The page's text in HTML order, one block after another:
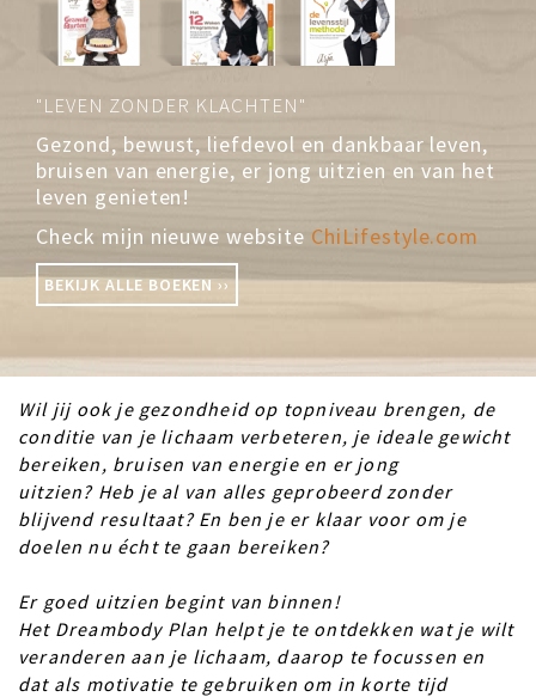
"LEVEN ZONDER KLACHTEN"
Gezond, bewust, liefdevol en dankbaar leven,
bruisen van energie, er jong uitzien en van het
leven genieten!
Check mijn nieuwe website ChiLifestyle.com
BEKIJK ALLE BOEKEN ››
Wil jij ook je gezondheid op topniveau brengen, de
conditie van je lichaam verbeteren, je ideale gewicht
bereiken, bruisen van energie en er jong
uitzien? Heb je al van alles geprobeerd zonder
blijvend resultaat? En ben je er klaar voor om je
doelen nu écht te gaan bereiken?
Er goed uitzien begint van binnen!
Het Dreambody Plan helpt je te ontdekken wat je wilt
veranderen aan je lichaam, daarop te focussen en
dat als motivatie te gebruiken om in korte tijd